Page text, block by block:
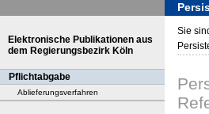
Elektronische Publikationen aus
dem Regierungsbezirk Köln
Pflichtabgabe
Ablieferungsverfahren
Sie